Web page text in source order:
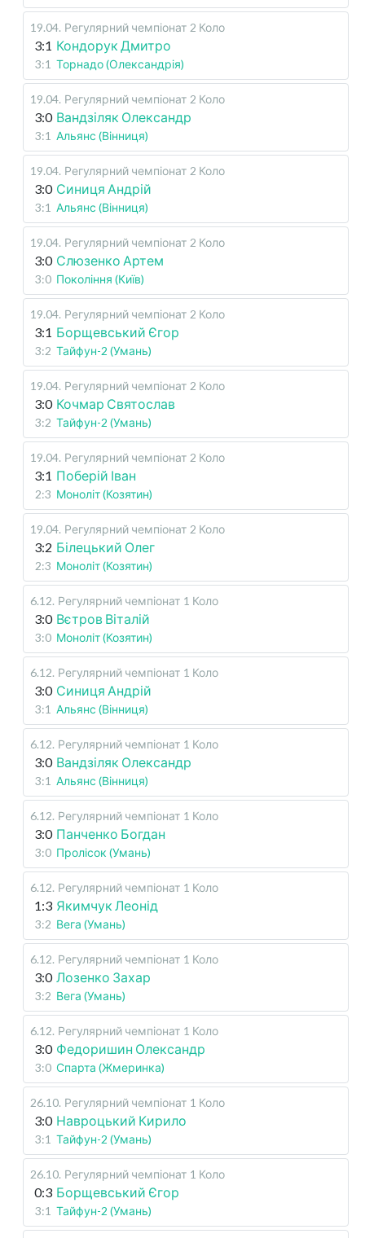
19.04. Регулярний чемпіонат 2 Коло
3:1 Кондорук Дмитро
3:1 Торнадо (Олександрія)
19.04. Регулярний чемпіонат 2 Коло
3:0 Вандзіляк Олександр
3:1 Альянс (Вінниця)
19.04. Регулярний чемпіонат 2 Коло
3:0 Синиця Андрій
3:1 Альянс (Вінниця)
19.04. Регулярний чемпіонат 2 Коло
3:0 Слюзенко Артем
3:0 Покоління (Київ)
19.04. Регулярний чемпіонат 2 Коло
3:1 Борщевський Єгор
3:2 Тайфун-2 (Умань)
19.04. Регулярний чемпіонат 2 Коло
3:0 Кочмар Святослав
3:2 Тайфун-2 (Умань)
19.04. Регулярний чемпіонат 2 Коло
3:1 Поберій Іван
2:3 Моноліт (Козятин)
19.04. Регулярний чемпіонат 2 Коло
3:2 Білецький Олег
2:3 Моноліт (Козятин)
6.12. Регулярний чемпіонат 1 Коло
3:0 Вєтров Віталій
3:0 Моноліт (Козятин)
6.12. Регулярний чемпіонат 1 Коло
3:0 Синиця Андрій
3:1 Альянс (Вінниця)
6.12. Регулярний чемпіонат 1 Коло
3:0 Вандзіляк Олександр
3:1 Альянс (Вінниця)
6.12. Регулярний чемпіонат 1 Коло
3:0 Панченко Богдан
3:0 Пролісок (Умань)
6.12. Регулярний чемпіонат 1 Коло
1:3 Якимчук Леонід
3:2 Вега (Умань)
6.12. Регулярний чемпіонат 1 Коло
3:0 Лозенко Захар
3:2 Вега (Умань)
6.12. Регулярний чемпіонат 1 Коло
3:0 Федоришин Олександр
3:0 Спарта (Жмеринка)
26.10. Регулярний чемпіонат 1 Коло
3:0 Навроцький Кирило
3:1 Тайфун-2 (Умань)
26.10. Регулярний чемпіонат 1 Коло
0:3 Борщевський Єгор
3:1 Тайфун-2 (Умань)